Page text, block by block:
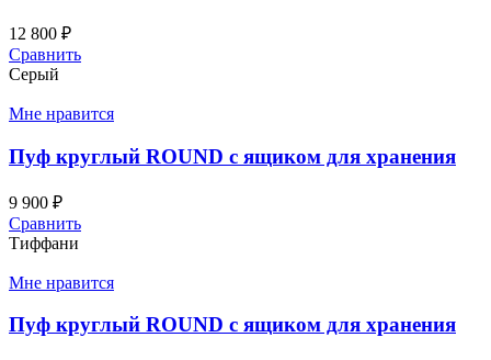
12 800 ₽
Сравнить
Серый
Мне нравится
Пуф круглый ROUND с ящиком для хранения
9 900 ₽
Сравнить
Тиффани
Мне нравится
Пуф круглый ROUND с ящиком для хранения